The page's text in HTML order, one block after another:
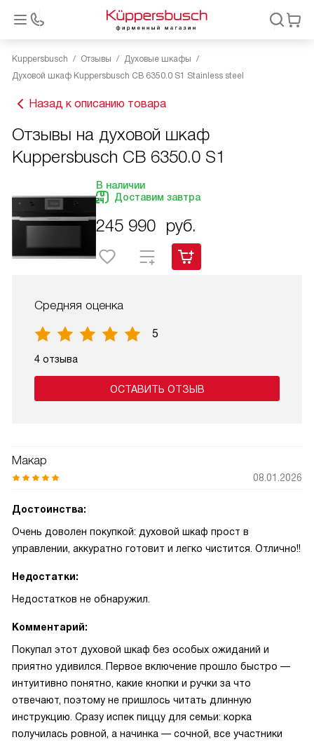
Kuppersbusch Отзывы
Духовые шкафы
Духовой шкаф Kuppersbusch CB 6350.0 S1 Stainless steel
Назад к описанию товара
Отзывы на духовой шкаф
Kuppersbusch CB 6350.0 S1
В наличии
Доставим завтра
245 990 руб.
Средняя оценка
5
4 отзыва
ОСТАВИТЬ ОТЗЫВ
Макар
08.01.2026
Достоинства:
Очень доволен покупкой: духовой шкаф прост в
управлении, аккуратно готовит и легко чистится. Отлично!!
Недостатки:
Недостатков не обнаружил.
Комментарий:
Покупал этот духовой шкаф без особых ожиданий и
приятно удивился. Первое включение прошло быстро —
интуитивно понятно, какие кнопки и ручки за что
отвечают, поэтому не пришлось читать длинную
инструкцию. Сразу испек пиццу для семьи: корка
получилась ровной, а начинка — сочной, все участники